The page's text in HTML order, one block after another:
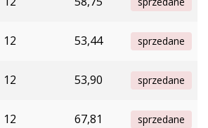
12 53,44 sprzedane
12 53,90 sprzedane
12 67,81 sprzedane